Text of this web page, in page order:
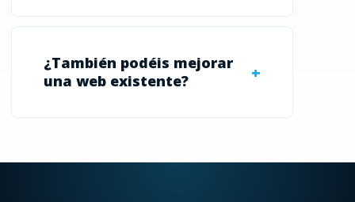
¿También podéis mejorar
una web existente?